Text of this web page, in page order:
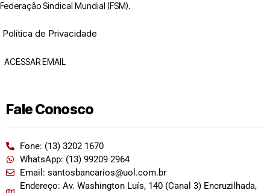
Federação Sindical Mundial (FSM).
Política de Privacidade
ACESSAR EMAIL
Fale Conosco
Fone: (13) 3202 1670
WhatsApp: (13) 99209 2964
Email: santosbancarios@uol.com.br
Endereço: Av. Washington Luís, 140 (Canal 3) Encruzilhada,